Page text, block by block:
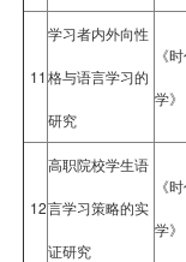
11
学习者内外向性
格与语言学习的
研究
《
学》
12
高职院校学生语
言学习策略的实
证研究
《
学》